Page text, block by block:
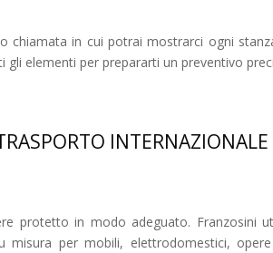
chiamata in cui potrai mostrarci ogni
elementi per prepararti un preventivo
INTERNAZIONALE
protetto in modo adeguato. Franzosini
misura per mobili, elettrodomestici,